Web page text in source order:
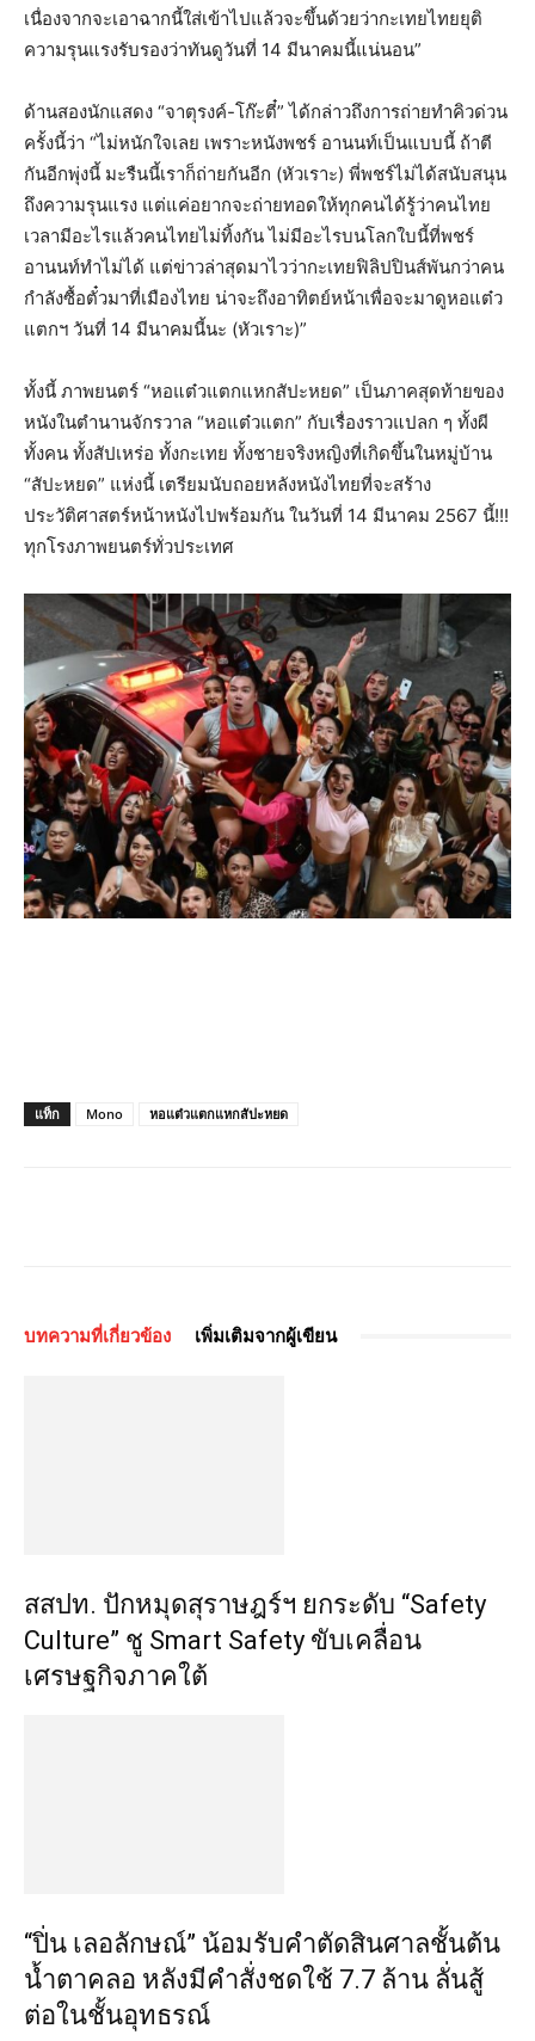
เนื่องจากจะเอาฉากนี้ใส่เข้าไปแล้วจะขึ้นด้วยว่ากะเทยไทยยุติ
ความรุนแรงรับรองว่าทันดูวันที่ 14 มีนาคมนี้แน่นอน”
ด้านสองนักแสดง “จาตุรงค์-โก๊ะตี๋” ได้กล่าวถึงการถ่ายทำคิวด่วน
ครั้งนี้ว่า “ไม่หนักใจเลย เพราะหนังพชร์ อานนท์เป็นแบบนี้ ถ้าตี
กันอีกพุ่งนี้ มะรืนนี้เราก็ถ่ายกันอีก (หัวเราะ) พี่พชร์ไม่ได้สนับสนุน
ถึงความรุนแรง แต่แค่อยากจะถ่ายทอดให้ทุกคนได้รู้ว่าคนไทย
เวลามีอะไรแล้วคนไทยไม่ทิ้งกัน ไม่มีอะไรบนโลกใบนี้ที่พชร์
อานนท์ทำไม่ได้ แต่ข่าวล่าสุดมาไวว่ากะเทยฟิลิปปินส์พันกว่าคน
กำลังซื้อตั๋วมาที่เมืองไทย น่าจะถึงอาทิตย์หน้าเพื่อจะมาดูหอแต๋ว
แตกฯ วันที่ 14 มีนาคมนี้นะ (หัวเราะ)”
ทั้งนี้ ภาพยนตร์ “หอแต๋วแตกแหกสัปะหยด” เป็นภาคสุดท้ายของ
หนังในตำนานจักรวาล “หอแต๋วแตก” กับเรื่องราวแปลก ๆ ทั้งผี
ทั้งคน ทั้งสัปเหร่อ ทั้งกะเทย ทั้งชายจริงหญิงที่เกิดขึ้นในหมู่บ้าน
“สัปะหยด” แห่งนี้ เตรียมนับถอยหลังหนังไทยที่จะสร้าง
ประวัติศาสตร์หน้าหนังไปพร้อมกัน ในวันที่ 14 มีนาคม 2567 นี้!!!
ทุกโรงภาพยนตร์ทั่วประเทศ
แท็ก Mono หอแต๋วแตกแหกสัปะหยด
บทความที่เกี่ยวข้อง เพิ่มเติมจากผู้เขียน
สสปท. ปักหมุดสุราษฎร์ฯ ยกระดับ “Safety
Culture” ชู Smart Safety ขับเคลื่อน
เศรษฐกิจภาคใต้
“ปิ่น เลอลักษณ์” น้อมรับคำตัดสินศาลชั้นต้น
น้ำตาคลอ หลังมีคำสั่งชดใช้ 7.7 ล้าน ลั่นสู้
ต่อในชั้นอุทธรณ์